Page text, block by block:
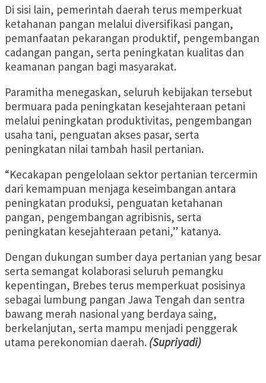
Di sisi lain, pemerintah daerah terus memperkuat
ketahanan pangan melalui diversifikasi pangan,
pemanfaatan pekarangan produktif, pengembangan
cadangan pangan, serta peningkatan kualitas dan
keamanan pangan bagi masyarakat.
Paramitha menegaskan, seluruh kebijakan tersebut
bermuara pada peningkatan kesejahteraan petani
melalui peningkatan produktivitas, pengembangan
usaha tani, penguatan akses pasar, serta
peningkatan nilai tambah hasil pertanian.
“Kecakapan pengelolaan sektor pertanian tercermin
dari kemampuan menjaga keseimbangan antara
peningkatan produksi, penguatan ketahanan
pangan, pengembangan agribisnis, serta
peningkatan kesejahteraan petani,” katanya.
Dengan dukungan sumber daya pertanian yang besar
serta semangat kolaborasi seluruh pemangku
kepentingan, Brebes terus memperkuat posisinya
sebagai lumbung pangan Jawa Tengah dan sentra
bawang merah nasional yang berdaya saing,
berkelanjutan, serta mampu menjadi penggerak
utama perekonomian daerah. (Supriyadi)